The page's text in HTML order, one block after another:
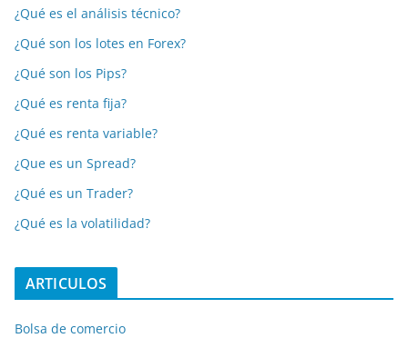
¿Qué es el análisis técnico?
¿Qué son los lotes en Forex?
¿Qué son los Pips?
¿Qué es renta fija?
¿Qué es renta variable?
¿Que es un Spread?
¿Qué es un Trader?
¿Qué es la volatilidad?
ARTICULOS
Bolsa de comercio